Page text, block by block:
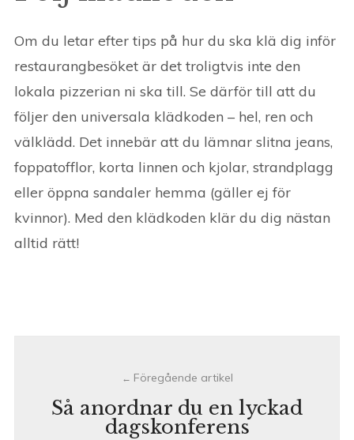
Om du letar efter tips på hur du ska klä dig inför
restaurangbesöket är det troligtvis inte den
lokala pizzerian ni ska till. Se därför till att du
följer den universala klädkoden – hel, ren och
välklädd. Det innebär att du lämnar slitna jeans,
foppatofflor, korta linnen och kjolar, strandplagg
eller öppna sandaler hemma (gäller ej för
kvinnor). Med den klädkoden klär du dig nästan
alltid rätt!
navigation
Så anordnar du en lyckad
dagskonferens